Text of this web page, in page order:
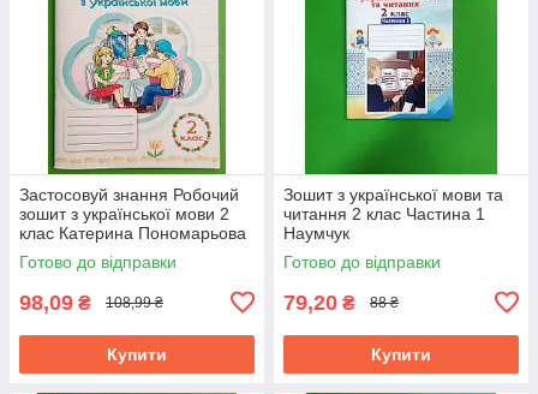
Застосовуй знання Робочий
зошит з української мови 2
клас Катерина Пономарьова
Оріон
Готово до відправки
98,09 ₴ 108,99 ₴
Купити
Зошит з української мови та
читання 2 клас Частина 1
Наумчук
Готово до відправки
79,20 ₴ 88 ₴
Купити